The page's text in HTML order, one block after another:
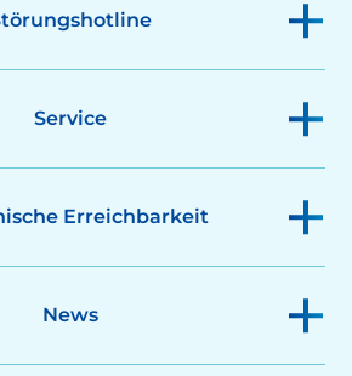
Service
Erreichbarkeit
News